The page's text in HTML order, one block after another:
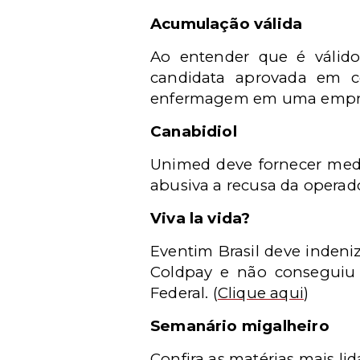
Acumulação válida
Ao entender que é
candidata aprovada em
enfermagem em uma
Canabidiol
Unimed deve fornecer
abusiva a recusa da
Viva la vida?
Eventim Brasil deve
Coldpay e não
Federal. (Clique aqui)
Semanário migalheiro